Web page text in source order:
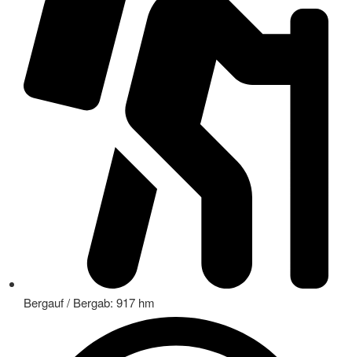
Bergauf / Bergab: 917 hm